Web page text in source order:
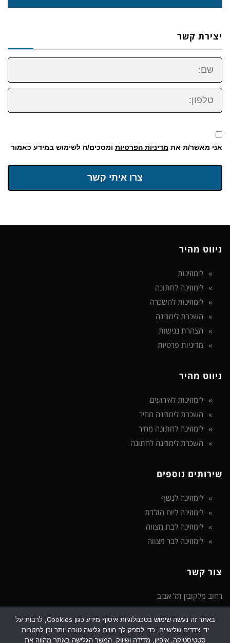
יצירת קשר
שם:
טלפון:
אני מאשר/ת את מדיניות הפרטיות ומסכים/ה לשימוש במידע כאמור
צרו איתי קשר
ניווט מהיר
לימוזינות
לימוזינה לחתונה
לימוזינות להשכרה
השכרת לימוזינה
הצהרת נגישות
מדיניות פרטיות
ניווט מהיר
לימוזינות לאירועים
השכרת לימוזינה מחיר
לימוזינה לחתונה מחיר
השכרת לימוזינה לחתונה
שירותים נוספים
לימוזינה לנשף
לימוזינה ליום הולדת
לימוזינה לבת מצווה
לימוזינה לבר מצווה
צור קשר
רחוב מלקובין תל אביב
טלפון: 072-3922-475
דוא"ל: support@limozinot.co.il
באתר זה נעשה שימוש בטכנולוגיות איסוף מידע כגון Cookies, לרבות על
ידי צדדים שלישיים, כדי לספק לך חווית גלישה טובה יותר וכן למטרות
סטטיסטיקה, איפיון, מדידה ושיווק. המשך הגלישה באתר מהווה את